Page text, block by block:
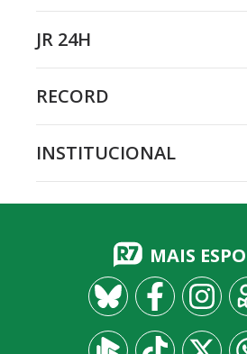
JR 24H
RECORD
INSTITUCIONAL
MAIS